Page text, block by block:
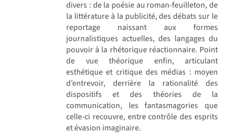
divers : de la poésie au roman-feuilleton, de
la littérature à la publicité, des débats sur le
reportage naissant aux formes
journalistiques actuelles, des langages du
pouvoir à la rhétorique réactionnaire. Point
de vue théorique enfin, articulant
esthétique et critique des médias : moyen
d’entrevoir, derrière la rationalité des
dispositifs et des théories de la
communication, les fantasmagories que
celle-ci recouvre, entre contrôle des esprits
et évasion imaginaire.